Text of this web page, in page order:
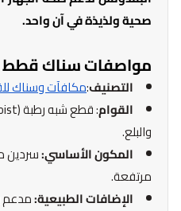
صحية ولذيذة في آن واحد.
مواصفات سناك قطط
التصنيف:مكافآت وسناك
القوام
والبلع.
المكون الأساسي:سردين
مرتفعة.
الإضافات الطبيعية:مدعم